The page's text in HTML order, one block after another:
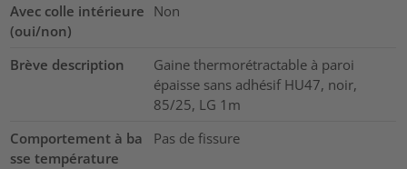
Avec colle intérieure
(oui/non)
Non
Brève description
Gaine thermorétractable à paroi
épaisse sans adhésif HU47, noir,
85/25, LG 1m
Comportement à ba
sse température
Pas de fissure